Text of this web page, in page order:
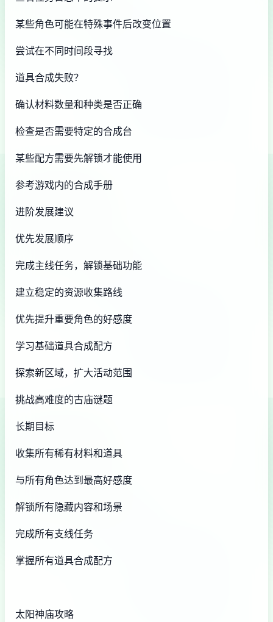
某些角色可能在特殊事件后改变位置
尝试在不同时间段寻找
道具合成失败？
确认材料数量和种类是否正确
检查是否需要特定的合成台
某些配方需要先解锁才能使用
参考游戏内的合成手册
进阶发展建议
优先发展顺序
完成主线任务，解锁基础功能
建立稳定的资源收集路线
优先提升重要角色的好感度
学习基础道具合成配方
探索新区域，扩大活动范围
挑战高难度的古庙谜题
长期目标
收集所有稀有材料和道具
与所有角色达到最高好感度
解锁所有隐藏内容和场景
完成所有支线任务
掌握所有道具合成配方
太阳神庙攻略